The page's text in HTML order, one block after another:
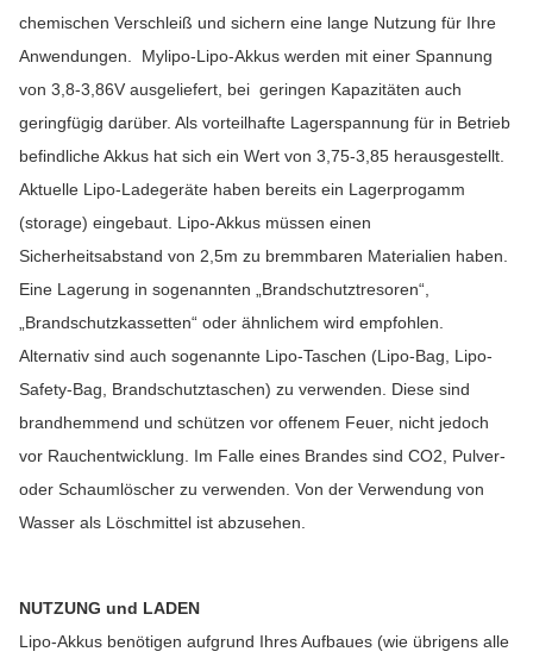
chemischen Verschleiß und sichern eine lange Nutzung für Ihre
Anwendungen. Mylipo-Lipo-Akkus werden mit einer Spannung
von 3,8-3,86V ausgeliefert, bei geringen Kapazitäten auch
geringfügig darüber. Als vorteilhafte Lagerspannung für in Betrieb
befindliche Akkus hat sich ein Wert von 3,75-3,85 herausgestellt.
Aktuelle Lipo-Ladegeräte haben bereits ein Lagerprogamm
(storage) eingebaut. Lipo-Akkus müssen einen
Sicherheitsabstand von 2,5m zu bremmbaren Materialien haben.
Eine Lagerung in sogenannten „Brandschutztresoren“,
„Brandschutzkassetten“ oder ähnlichem wird empfohlen.
Alternativ sind auch sogenannte Lipo-Taschen (Lipo-Bag, Lipo-
Safety-Bag, Brandschutztaschen) zu verwenden. Diese sind
brandhemmend und schützen vor offenem Feuer, nicht jedoch
vor Rauchentwicklung. Im Falle eines Brandes sind CO2, Pulver-
oder Schaumlöscher zu verwenden. Von der Verwendung von
Wasser als Löschmittel ist abzusehen.
NUTZUNG und LADEN
Lipo-Akkus benötigen aufgrund Ihres Aufbaues (wie übrigens alle